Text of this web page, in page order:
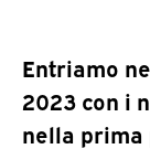
Entriamo
2023 con i
nella prima